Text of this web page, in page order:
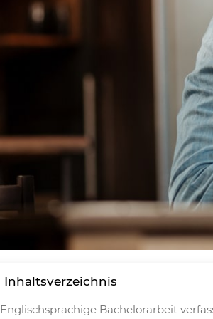
Inhaltsverzeichnis
Englischsprachige Bachelorarbeit